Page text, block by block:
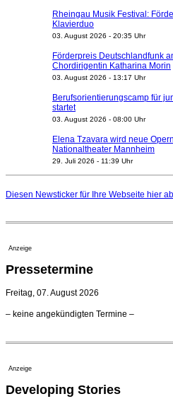
Rheingau Musik Festival:
Klavierduo
03. August 2026 - 20:35 Uhr
Förderpreis Deutschlandfunk
Chordirigentin Katharina Morin
03. August 2026 - 13:17 Uhr
Berufsorientierungscamp für
startet
03. August 2026 - 08:00 Uhr
Elena Tzavara wird neue
Nationaltheater Mannheim
29. Juli 2026 - 11:39 Uhr
geht 2027
Kammerorchester Heilbronn:
Opernhäuser gedenken
Ensemblemitglieder
Festspiele
Quatuor Ebène wird mit Bremer
ausgezeichnet
Diesen Newsticker für Ihre Webseite hier
Anzeige
Pressetermine
Freitag, 07. August 2026
– keine angekündigten Termine –
Anzeige
Developing Stories